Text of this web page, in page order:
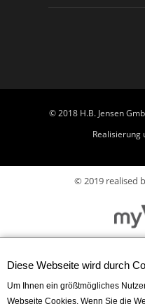
© 2018 H.B. Jensen
Realisierung
© 2019 realised
Diese Webseite wird durch
Um Ihnen ein größtmögliches
Webseite Cookies. Wenn Sie die